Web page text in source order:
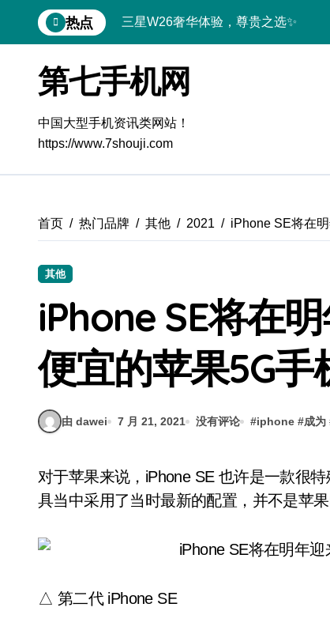
到
热点 三星W26奢华体验，尊贵之选✨
极简美学小米17 Ultra徕卡版：随手一
真我GT8 Pro：极简高效，生活新篇章
极简美学，徕卡影像——Xiaomi 17
一加Turbo 6V：极简生活，性能王者
华为nova 15：极简高效，生活新主张
A56 5G美学觉醒：潮人专属装扮攻略
第七手机网
中国大型手机资讯类网站！
https://www.7shouji.com
首页 热门品牌 其他 2021 iPhone SE将在
其他
iPhone SE将在
便宜的苹果5G手
由 dawei 7 月 21, 2021 没有评论 #iphone #成为
对于苹果来说，iPhone SE 也许是一款很特殊的产品。它的两代产品名称相同，都是在过时的模
具当中采用了当时最新的配置，并不是苹
△ 第二代 iPhone SE